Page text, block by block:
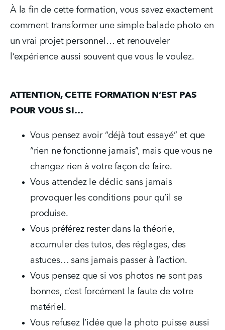
À la fin de cette formation, vous savez exactement
comment transformer une simple balade photo en
un vrai projet personnel… et renouveler
l’expérience aussi souvent que vous le voulez.
ATTENTION, CETTE FORMATION N’EST PAS
POUR VOUS SI…
Vous pensez avoir “déjà tout essayé” et que
“rien ne fonctionne jamais”, mais que vous ne
changez rien à votre façon de faire.
Vous attendez le déclic sans jamais
provoquer les conditions pour qu’il se
produise.
Vous préférez rester dans la théorie,
accumuler des tutos, des réglages, des
astuces… sans jamais passer à l’action.
Vous pensez que si vos photos ne sont pas
bonnes, c’est forcément la faute de votre
matériel.
Vous refusez l’idée que la photo puisse aussi